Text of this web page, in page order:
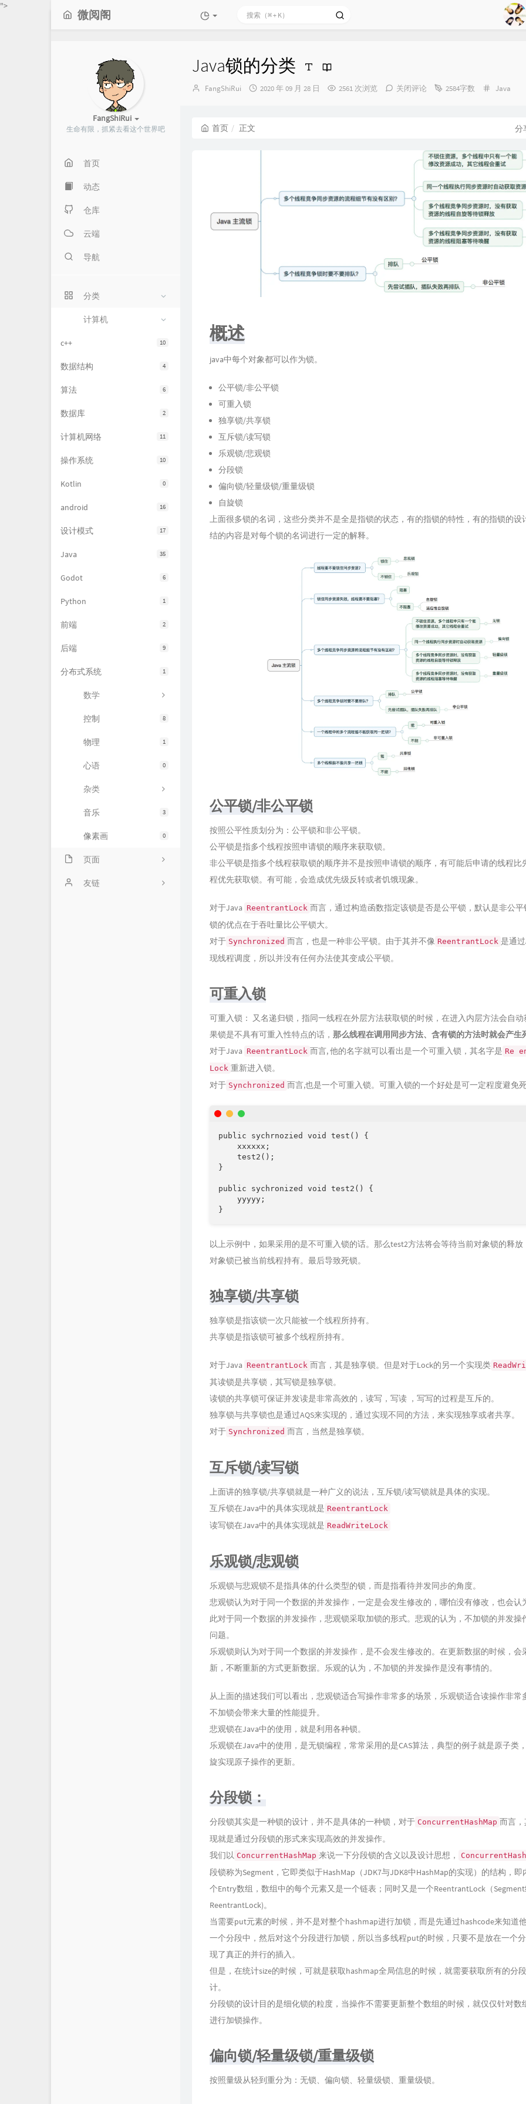
">
微阅阁
1
7
FangShiRui
生命有限，抓紧去看这个世界吧
首页
动态
仓库
云端
导航
分类
计算机
10
c++
4
数据结构
6
算法
2
数据库
11
计算机网络
10
操作系统
0
Kotlin
16
android
17
设计模式
35
Java
6
Godot
1
Python
2
前端
9
后端
1
分布式系统
数学
8
控制
1
物理
0
心语
杂类
3
音乐
0
像素画
页面
仓库友链
Java锁的分类
博
FangShiRui
发
2020 年 09 月 28 日 2561 次浏览 关闭评论 2584字数
分
Java
首页 正文 分
概述
java中每个对象都可以作为锁。
公平锁/非公平锁
可重入锁
独享锁/共享锁
互斥锁/读写锁
乐观锁/悲观锁
分段锁
偏向锁/轻量级锁/重量级锁
自旋锁
上面很多锁的名词，这些分类并不是全是指锁的状态，有的指锁的特性，有的指锁的设
结的内容是对每个锁的名词进行一定的解释。
公平锁/非公平锁
按照公平性质划分为：公平锁和非公平锁。
公平锁是指多个线程按照申请锁的顺序来获取锁。
非公平锁是指多个线程获取锁的顺序并不是按照申请锁的顺序，有可能后申请的线程比
程优先获取锁。有可能，会造成优先级反转或者饥饿现象。
对于Java ReentrantLock 而言，通过构造函数指定该锁是否是公平锁，默认是非公
锁的优点在于吞吐量比公平锁大。
对于 Synchronized 而言，也是一种非公平锁。由于其并不像 ReentrantLock 是通
现线程调度，所以并没有任何办法使其变成公平锁。
可重入锁
可重入锁： 又名递归锁，指同一线程在外层方法获取锁的时候，在进入内层方法会自动
果锁是不具有可重入性特点的话， 那么线程在调用同步方法、含有锁的方法时就会产生
对于Java ReentrantLock 而言, 他的名字就可以看出是一个可重入锁，其名字是 Re
Lock 重新进入锁。
对于 Synchronized 而言,也是一个可重入锁。可重入锁的一个好处是可一定程度避免死
public sychrnozied void test() {
    xxxxxx;
    test2();
}
public sychronized void test2() {
    yyyyy;
}
以上示例中，如果采用的是不可重入锁的话。那么test2方法将会等待当前对象锁的释放
对象锁已被当前线程持有。最后导致死锁。
独享锁/共享锁
独享锁是指该锁一次只能被一个线程所持有。
共享锁是指该锁可被多个线程所持有。
对于Java ReentrantLock 而言，其是独享锁。但是对于Lock的另一个实现类
其读锁是共享锁，其写锁是独享锁。
读锁的共享锁可保证并发读是非常高效的，读写，写读 ，写写的过程是互斥的。
独享锁与共享锁也是通过AQS来实现的，通过实现不同的方法，来实现独享或者共享。
对于 Synchronized 而言，当然是独享锁。
互斥锁/读写锁
上面讲的独享锁/共享锁就是一种广义的说法，互斥锁/读写锁就是具体的实现。
互斥锁在Java中的具体实现就是 ReentrantLock
读写锁在Java中的具体实现就是 ReadWriteLock
乐观锁/悲观锁
乐观锁与悲观锁不是指具体的什么类型的锁，而是指看待并发同步的角度。
悲观锁认为对于同一个数据的并发操作，一定是会发生修改的，哪怕没有修改，也会认
此对于同一个数据的并发操作，悲观锁采取加锁的形式。悲观的认为，不加锁的并发操
问题。
乐观锁则认为对于同一个数据的并发操作，是不会发生修改的。在更新数据的时候，会
新，不断重新的方式更新数据。乐观的认为，不加锁的并发操作是没有事情的。
从上面的描述我们可以看出，悲观锁适合写操作非常多的场景，乐观锁适合读操作非常
不加锁会带来大量的性能提升。
悲观锁在Java中的使用，就是利用各种锁。
乐观锁在Java中的使用，是无锁编程，常常采用的是CAS算法，典型的例子就是原子类
旋实现原子操作的更新。
分段锁：
分段锁其实是一种锁的设计，并不是具体的一种锁，对于 ConcurrentHashMap 而言
现就是通过分段锁的形式来实现高效的并发操作。
我们以 ConcurrentHashMap 来说一下分段锁的含义以及设计思想，
段锁称为Segment，它即类似于HashMap（JDK7与JDK8中HashMap的实现）的结构，即
个Entry数组，数组中的每个元素又是一个链表；同时又是一个ReentrantLock（
ReentrantLock)。
当需要put元素的时候，并不是对整个hashmap进行加锁，而是先通过hashcode来知道
一个分段中，然后对这个分段进行加锁，所以当多线程put的时候，只要不是放在一个
现了真正的并行的插入。
但是，在统计size的时候，可就是获取hashmap全局信息的时候，就需要获取所有的分
计。
分段锁的设计目的是细化锁的粒度，当操作不需要更新整个数组的时候，就仅仅针对数
进行加锁操作。
偏向锁/轻量级锁/重量级锁
按照量级从轻到重分为：无锁、偏向锁、轻量级锁、重量级锁。